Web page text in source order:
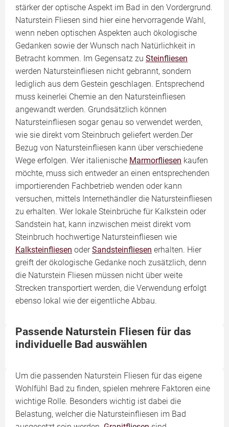
stärker der optische Aspekt im Bad in den Vordergrund.
Naturstein Fliesen sind hier eine hervorragende Wahl,
wenn neben optischen Aspekten auch ökologische
Gedanken sowie der Wunsch nach Natürlichkeit in
Betracht kommen. Im Gegensatz zu Steinfliesen
werden Natursteinfliesen nicht gebrannt, sondern
lediglich aus dem Gestein geschlagen. Entsprechend
muss keinerlei Chemie an den Natursteinfliesen
angewandt werden. Grundsätzlich können
Natursteinfliesen sogar genau so verwendet werden,
wie sie direkt vom Steinbruch geliefert werden.Der
Bezug von Natursteinfliesen kann über verschiedene
Wege erfolgen. Wer italienische Marmorfliesen kaufen
möchte, muss sich entweder an einen entsprechenden
importierenden Fachbetrieb wenden oder kann
versuchen, mittels Internethändler die Natursteinfliesen
zu erhalten. Wer lokale Steinbrüche für Kalkstein oder
Sandstein hat, kann inzwischen meist direkt vom
Steinbruch hochwertige Natursteinfliesen wie
Kalksteinfliesen oderSandsteinfliesen erhalten. Hier
greift der ökologische Gedanke noch zusätzlich, denn
die Naturstein Fliesen müssen nicht über weite
Strecken transportiert werden, die Verwendung erfolgt
ebenso lokal wie der eigentliche Abbau.
Passende Naturstein Fliesen für das
individuelle Bad auswählen
Um die passenden Naturstein Fliesen für das eigene
Wohlfühl Bad zu finden, spielen mehrere Faktoren eine
wichtige Rolle. Besonders wichtig ist dabei die
Belastung, welcher die Natursteinfliesen im Bad